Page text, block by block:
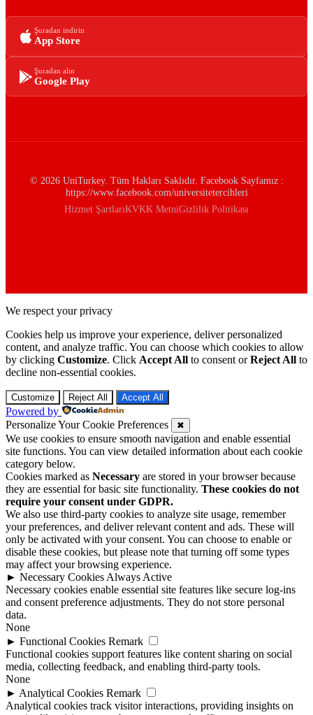
Şuradan indirin
App Store
Şuradan alın
Google Play
© 2026 UniTurkey. Tüm Hakları Saklıdır. Facebook Sayfamız :
https://www.facebook.com/universitetercihleri
Hizmet ŞartlarıKVKK MetniGizlilik Politikası
We respect your privacy
Cookies help us improve your experience, deliver personalized
content, and analyze traffic. You can choose which cookies to allow
by clicking Customize. Click Accept All to consent orReject All to
decline non-essential cookies.
Customize Reject All Accept All
Powered by
Personalize Your Cookie Preferences
✖
We use cookies to ensure smooth navigation and enable essential
site functions. You can view detailed information about each cookie
category below.
Cookies marked as Necessary are stored in your browser because
they are essential for basic site functionality. These cookies do not
require your consent under GDPR.
We also use third-party cookies to analyze site usage, remember
your preferences, and deliver relevant content and ads. These will
only be activated with your consent. You can choose to enable or
disable these cookies, but please note that turning off some types
may affect your browsing experience.
► Necessary Cookies Always Active
Necessary cookies enable essential site features like secure log-ins
and consent preference adjustments. They do not store personal
data.
None
► Functional Cookies Remark
Functional cookies support features like content sharing on social
media, collecting feedback, and enabling third-party tools.
None
► Analytical Cookies Remark
Analytical cookies track visitor interactions, providing insights on